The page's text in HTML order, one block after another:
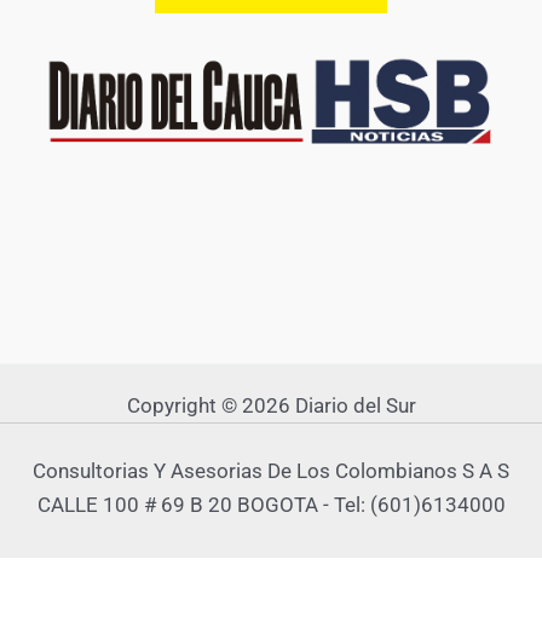
Copyright © 2026 Diario del Sur
Consultorias Y Asesorias De Los Colombianos S A S
CALLE 100 # 69 B 20 BOGOTA - Tel: (601)6134000